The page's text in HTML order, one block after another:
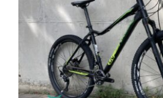
Giant Liv Tempt 0 LTD